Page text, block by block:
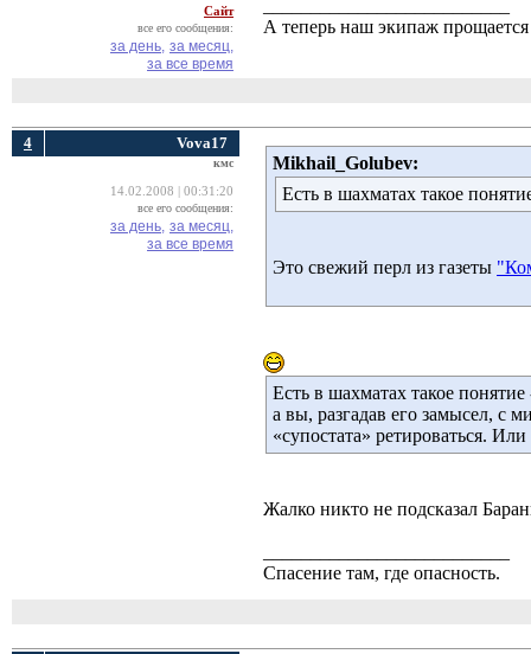
Сайт
все его сообщения:
за день, за месяц,
за все время
А теперь наш экипаж
4 Vova17
кмс
14.02.2008 | 00:31:20
все его сообщения:
за день, за месяц,
за все время
Mikhail_Golubev:
Есть в шахматах такое
Это свежий перл из газеты
Есть в шахматах такое
а вы, разгадав его замысел, с
«супостата» ретироваться.
Жалко никто не подсказал
Спасение там, где опасность.